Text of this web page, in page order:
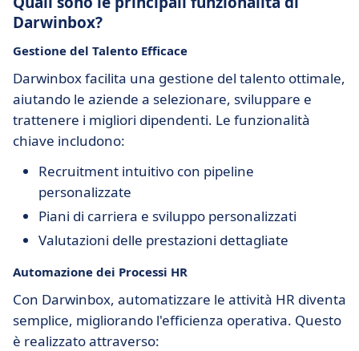
Darwinbox?
Gestione del Talento Efficace
Darwinbox facilita una gestione del talento ottimale,
aiutando le aziende a selezionare, sviluppare e
trattenere i migliori dipendenti. Le funzionalità
chiave includono:
Recruitment intuitivo con pipeline
personalizzate
Piani di carriera e sviluppo personalizzati
Valutazioni delle prestazioni dettagliate
Automazione dei Processi HR
Con Darwinbox, automatizzare le attività HR diventa
semplice, migliorando l'efficienza operativa. Questo
è realizzato attraverso: